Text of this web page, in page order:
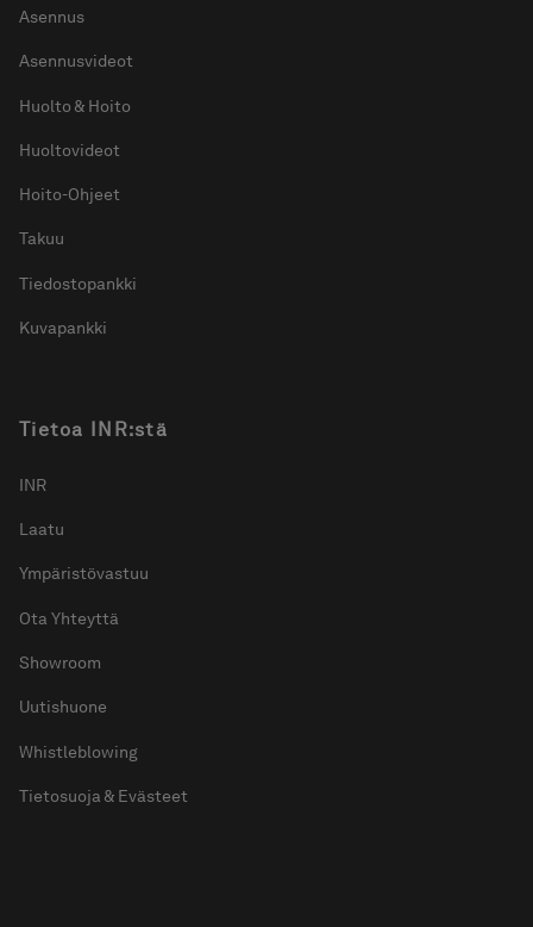
Asennus
Asennusvideot
Huolto & Hoito
Huoltovideot
Hoito-Ohjeet
Takuu
Tiedostopankki
Kuvapankki
Tietoa INR:stä
INR
Laatu
Ympäristövastuu
Ota Yhteyttä
Showroom
Uutishuone
Whistleblowing
Tietosuoja & Evästeet